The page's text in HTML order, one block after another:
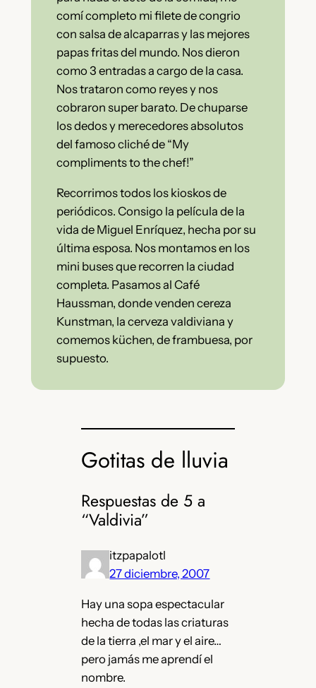
comí completo mi filete de congrio
con salsa de alcaparras y las mejores
papas fritas del mundo. Nos dieron
como 3 entradas a cargo de la casa.
Nos trataron como reyes y nos
cobraron super barato. De chuparse
los dedos y merecedores absolutos
del famoso cliché de “My
compliments to the chef!”
Recorrimos todos los kioskos de
periódicos. Consigo la película de la
vida de Miguel Enríquez, hecha por su
última esposa. Nos montamos en los
mini buses que recorren la ciudad
completa. Pasamos al Café
Haussman, donde venden cereza
Kunstman, la cerveza valdiviana y
comemos küchen, de frambuesa, por
supuesto.
Gotitas de lluvia
Respuestas de 5 a
“Valdivia”
itzpapalotl
27 diciembre, 2007
Hay una sopa espectacular
hecha de todas las criaturas
de la tierra ,el mar y el aire…
pero jamás me aprendí el
nombre.